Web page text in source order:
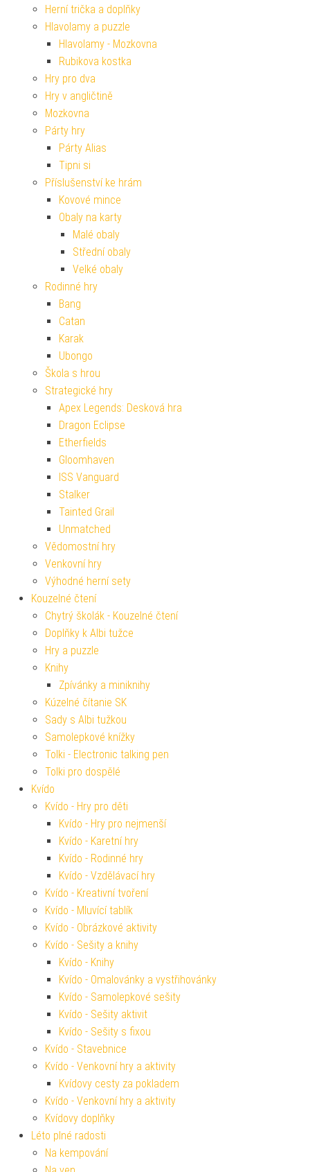
Herní trička a doplňky
Hlavolamy a puzzle
Hlavolamy - Mozkovna
Rubikova kostka
Hry pro dva
Hry v angličtině
Mozkovna
Párty hry
Párty Alias
Tipni si
Příslušenství ke hrám
Kovové mince
Obaly na karty
Malé obaly
Střední obaly
Velké obaly
Rodinné hry
Bang
Catan
Karak
Ubongo
Škola s hrou
Strategické hry
Apex Legends: Desková hra
Dragon Eclipse
Etherfields
Gloomhaven
ISS Vanguard
Stalker
Tainted Grail
Unmatched
Vědomostní hry
Venkovní hry
Výhodné herní sety
Kouzelné čtení
Chytrý školák - Kouzelné čtení
Doplňky k Albi tužce
Hry a puzzle
Knihy
Zpívánky a miniknihy
Kúzelné čítanie SK
Sady s Albi tužkou
Samolepkové knížky
Tolki - Electronic talking pen
Tolki pro dospělé
Kvído
Kvído - Hry pro děti
Kvído - Hry pro nejmenší
Kvído - Karetní hry
Kvído - Rodinné hry
Kvído - Vzdělávací hry
Kvído - Kreativní tvoření
Kvído - Mluvící tablík
Kvído - Obrázkové aktivity
Kvído - Sešity a knihy
Kvído - Knihy
Kvído - Omalovánky a vystřihovánky
Kvído - Samolepkové sešity
Kvído - Sešity aktivit
Kvído - Sešity s fixou
Kvído - Stavebnice
Kvído - Venkovní hry a aktivity
Kvídovy cesty za pokladem
Kvído - Venkovní hry a aktivity
Kvídovy doplňky
Léto plné radosti
Na kempování